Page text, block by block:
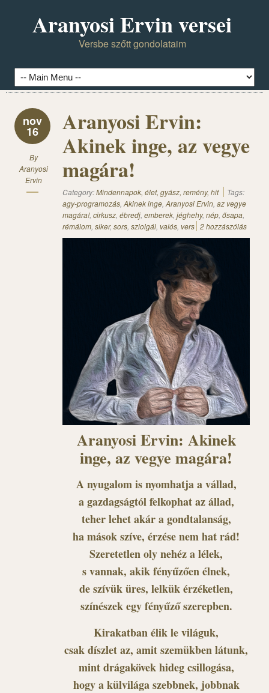
Aranyosi Ervin versei
Versbe szőtt gondolataim
nov
16
By
Aranyosi
Ervin
Aranyosi Ervin:
Akinek inge, az vegye
magára!
Category:Mindennapok, élet, gyász, remény, hit
Tags:
agy-programozás, Akinek inge, Aranyosi Ervin, az vegye
magára!, cirkusz, ébredj, emberek, jéghehy, nép, ősapa,
rémálom, siker, sors, sziolgál, valós, vers 2 hozzászólás
Aranyosi Ervin: Akinek
inge, az vegye magára!
A nyugalom is nyomhatja a vállad,
a gazdagságtól felkophat az állad,
teher lehet akár a gondtalanság,
ha mások szíve, érzése nem hat rád!
Szeretetlen oly nehéz a lélek,
s vannak, akik fényűzően élnek,
de szívük üres, lelkük érzéketlen,
színészek egy fényűző szerepben.
Kirakatban élik le világuk,
csak díszlet az, amit szemükben látunk,
mint drágakövek hideg csillogása,
hogy a külvilága szebbnek, jobbnak